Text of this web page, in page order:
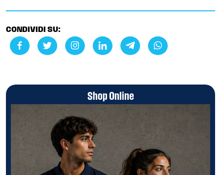
CONDIVIDI SU:
Shop Online